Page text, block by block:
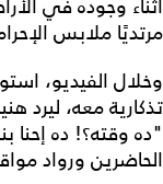
مرتديًا ملابس
وخلال الفيديو،
تذكارية معه، ليرد
"ده وقته؟! ده إحنا
الحاضرين ورواد